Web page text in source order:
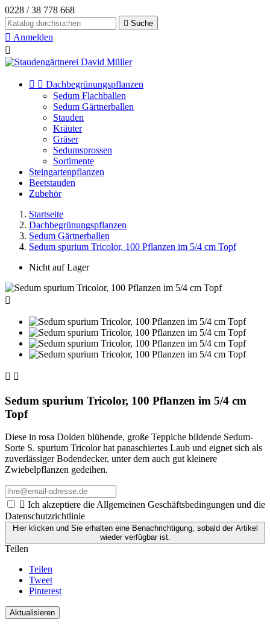
0228 / 38 778 668
 Suche
 Anmelden

  Dachbegrünungspflanzen
Sedum Flachballen
Sedum Gärtnerballen
Stauden
Kräuter
Gräser
Sedumsprossen
Sortimente
Steingartenpflanzen
Beetstauden
Zubehör
Startseite
Dachbegrünungspflanzen
Sedum Gärtnerballen
Sedum spurium Tricolor, 100 Pflanzen im 5/4 cm Topf
Nicht auf Lager

 
Sedum spurium Tricolor, 100 Pflanzen im 5/4 cm
Topf
Diese in rosa Dolden blühende, große Teppiche bildende Sedum-
Sorte S. spurium Tricolor hat panaschiertes Laub und eignet sich als
zuverlässiger Bodendecker, unter dem auch gut kleinere
Zwiebelpflanzen gedeihen.
 Ich akzeptiere die Allgemeinen Geschäftsbedingungen und die
Datenschutzrichtlinie
Hier klicken und Sie erhalten eine Benachrichtigung, sobald der Artikel
wieder verfügbar ist.
Teilen
Teilen
Tweet
Pinterest